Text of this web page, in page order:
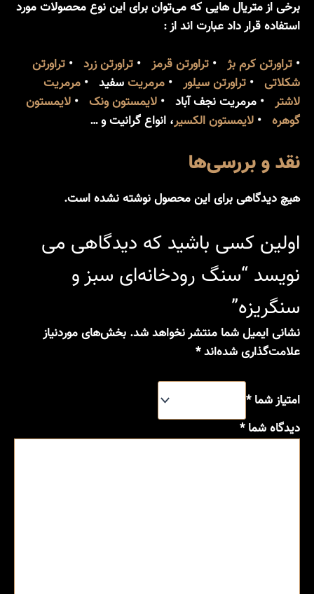
برخی از متریال هایی که می‌توان برای این نوع محصولات مورد
استفاده قرار داد عبارت اند از :
• تراورتن کرم بژ • تراورتن قرمز • تراورتن زرد • تراورتن
شکلاتی • تراورتن سیلور • مرمریتسفید • مرمریت
لاشتر • مرمریت نجف آباد • لایمستون ونک • لایمستون
گوهره • لایمستون الکسیر، انواع گرانیت و …
نقد و بررسی‌ها
هیچ دیدگاهی برای این محصول نوشته نشده است.
اولین کسی باشید که دیدگاهی می
نویسد “سنگ رودخانه‌ای سبز و
سنگریزه”
نشانی ایمیل شما منتشر نخواهد شد. بخش‌های موردنیاز
علامت‌گذاری شده‌اند*
امتیاز شما*
دیدگاه شما*